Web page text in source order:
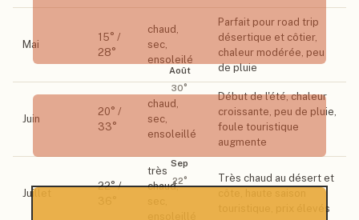
Août
30°
Sep
22°
Mai
15° /
28°
chaud,
sec,
ensoleilé
Parfait pour road trip
désertique et côtier,
chaleur modérée, peu
de pluie
Juin
20° /
33°
chaud,
sec,
ensoleillé
Début de l'été, chaleur
croissante, peu de pluie,
foule touristique
augmente
Juillet
22° /
très
chaud,
Très chaud au désert et
touristique, prix élevés